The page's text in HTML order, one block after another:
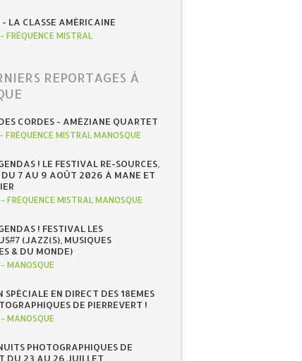
- LA CLASSE AMÉRICAINE
- FRÉQUENCE MISTRAL
REPORTAGES À
CORDES - AMÉZIANE QUARTET
- FRÉQUENCE MISTRAL MANOSQUE
! LE FESTIVAL RE-SOURCES,
DU 7 AU 9 AOÛT 2026 À MANE ET
- FRÉQUENCE MISTRAL MANOSQUE
! FESTIVAL LES
(JAZZ(S), MUSIQUES
& DU MONDE)
- MANOSQUE
SPÉCIALE EN DIRECT DES 18EMES
DE PIERREVERT !
- MANOSQUE
PHOTOGRAPHIQUES DE
DU 23 AU 26 JUILLET